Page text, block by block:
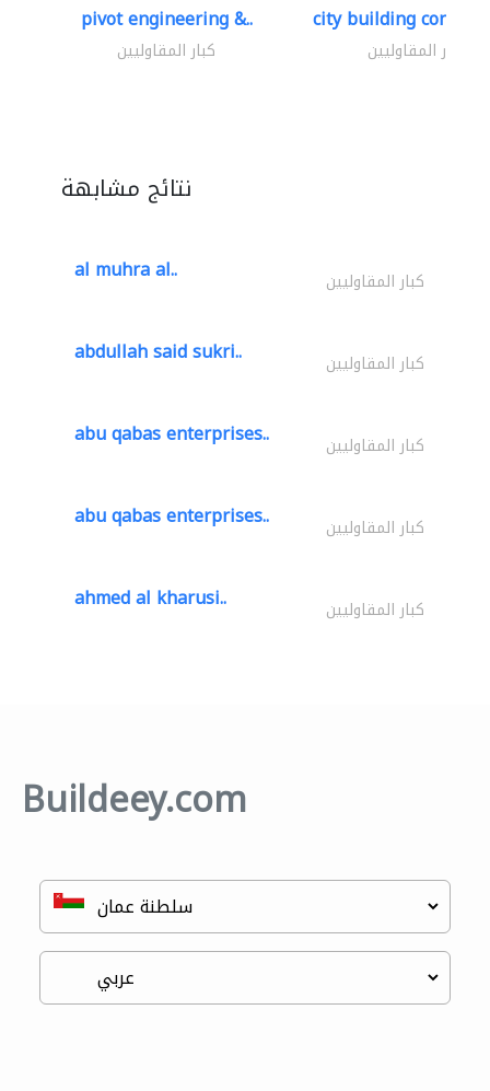
pivot engineering &..
كبار المقاوليين
city building
كبار المقاوليين
نتائج مشابهة
al muhra al.. كبار المقاوليين
abdullah said sukri.. كبار المقاوليين
abu qabas enterprises.. كبار المقاوليين
abu qabas enterprises.. كبار المقاوليين
ahmed al kharusi.. كبار المقاوليين
Buildeey.com